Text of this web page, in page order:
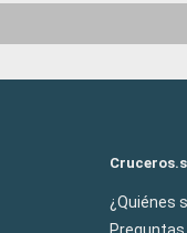
¿Quiénes